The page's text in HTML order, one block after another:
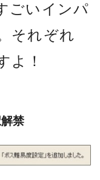
ごいインパ
それぞれ
よ！
禁